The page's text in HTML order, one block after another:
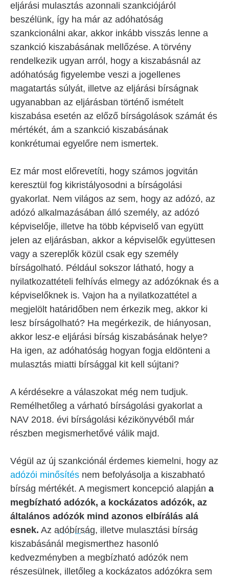
eljárási mulasztás azonnali szankciójáról
beszélünk, így ha már az adóhatóság
szankcionálni akar, akkor inkább visszás lenne a
szankció kiszabásának mellőzése. A törvény
rendelkezik ugyan arról, hogy a kiszabásnál az
adóhatóság figyelembe veszi a jogellenes
magatartás súlyát, illetve az eljárási bírságnak
ugyanabban az eljárásban történő ismételt
kiszabása esetén az előző bírságolások számát és
mértékét, ám a szankció kiszabásának
konkrétumai egyelőre nem ismertek.
Ez már most előrevetíti, hogy számos jogvitán
keresztül fog kikristályosodni a bírságolási
gyakorlat. Nem világos az sem, hogy az adózó, az
adózó alkalmazásában álló személy, az adózó
képviselője, illetve ha több képviselő van együtt
jelen az eljárásban, akkor a képviselők együttesen
vagy a szereplők közül csak egy személy
bírságolható. Például sokszor látható, hogy a
nyilatkozattételi felhívás elmegy az adózóknak és a
képviselőknek is. Vajon ha a nyilatkozattétel a
megjelölt határidőben nem érkezik meg, akkor ki
lesz bírságolható? Ha megérkezik, de hiányosan,
akkor lesz-e eljárási bírság kiszabásának helye?
Ha igen, az adóhatóság hogyan fogja eldönteni a
mulasztás miatti bírsággal kit kell sújtani?
A kérdésekre a válaszokat még nem tudjuk.
Remélhetőleg a várható bírságolási gyakorlat a
NAV 2018. évi bírságolási kézikönyvéből már
részben megismerhetővé válik majd.
Végül az új szankciónál érdemes kiemelni, hogy az
adózói minősítés nem befolyásolja a kiszabható
bírság mértékét. A megismert koncepció alapján a
megbízható adózók, a kockázatos adózók, az
általános adózók mind azonos elbírálás alá
esnek. Az adóbírság, illetve mulasztási bírság
kiszabásánál megismerthez hasonló
kedvezményben a megbízható adózók nem
részesülnek, illetőleg a kockázatos adózókra sem